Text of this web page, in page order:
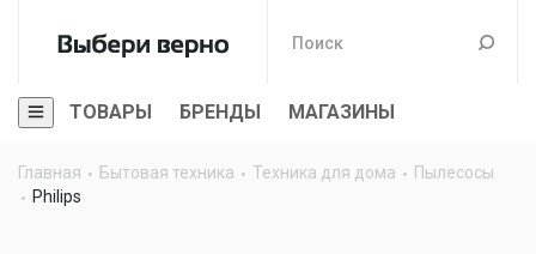
ТОВАРЫ БРЕНДЫ МАГАЗИНЫ
Главная Бытовая техника Техника для дома
Пылесосы
Philips